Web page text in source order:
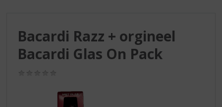
Bacardi Razz + orgineel
Bacardi Glas On Pack